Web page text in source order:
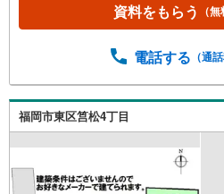
資料をもらう （無
電話する （通
福岡市東区筥松4丁目